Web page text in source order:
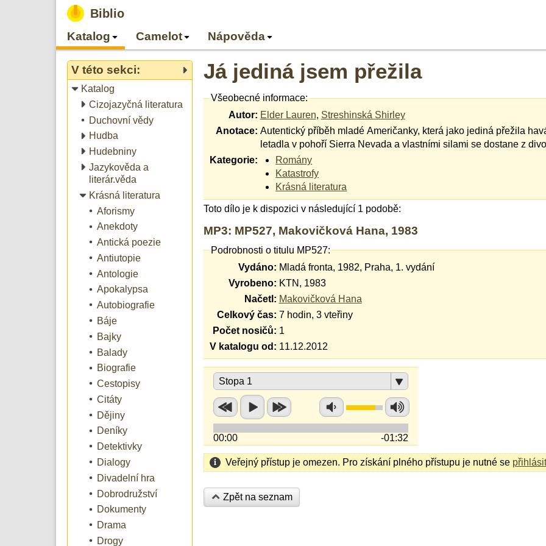
Biblio
Katalog Camelot Nápověda
V této sekci:
Katalog
Cizojazyčná literatura
Duchovní vědy
Hudba
Hudebniny
Jazykověda a
literár.věda
Krásná literatura
Aforismy
Anekdoty
Antická poezie
Antiutopie
Antologie
Apokalypsa
Autobiografie
Báje
Bajky
Balady
Biografie
Cestopisy
Citáty
Dějiny
Deníky
Detektivky
Dialogy
Divadelní hra
Dobrodružství
Dokumenty
Drama
Drogy
Já jediná jsem přežila
Všeobecné informace:
Autor: Elder Lauren, Streshinská Shirley
Anotace: Autentický příběh mladé Američanky, která jako jediná přežila
letadla v pohoří Sierra Nevada a vlastními silami se dostane z
Kategorie:
Romány
Katastrofy
Krásná literatura
Toto dílo je k dispozici v následující 1 podobě:
MP3: MP527, Makovičková Hana, 1983
Podrobnosti o titulu MP527:
Vydáno: Mladá fronta, 1982, Praha, 1. vydání
Vyrobeno: KTN, 1983
Načetl: Makovičková Hana
Celkový čas: 7 hodin, 3 vteřiny
Počet nosičů: 1
V katalogu od: 11.12.2012
Stopa 1
00:00 -01:32
Veřejný přístup je omezen. Pro získání plného přístupu je nutné se přihlásit
Zpět na seznam